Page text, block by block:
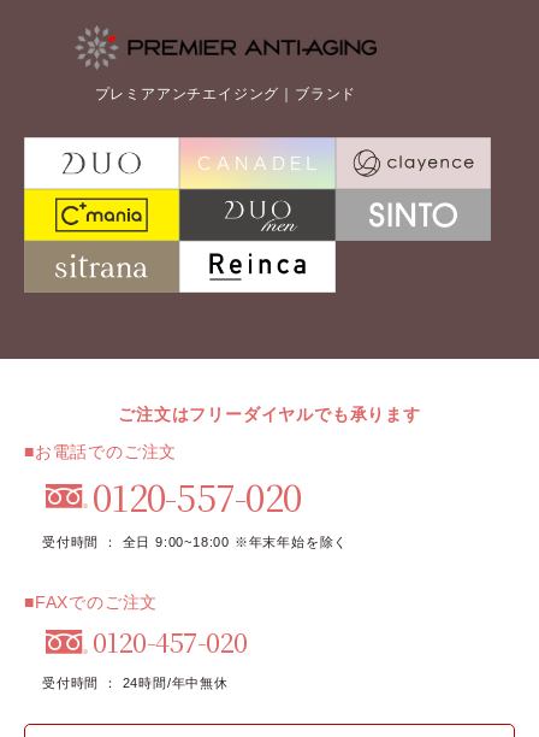
プレミアアンチエイジング｜ブランド
ご注文はフリーダイヤルでも承ります
■お電話でのご注文
0120-557-020
受付時間 ： 全日 9:00~18:00 ※年末年始を除く
■FAXでのご注文
0120-457-020
受付時間 ： 24時間/年中無休